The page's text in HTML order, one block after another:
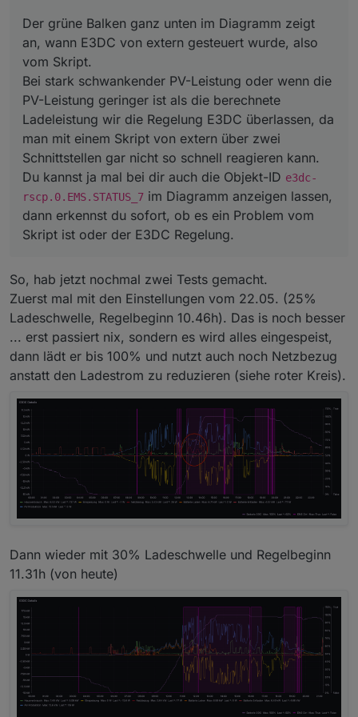
Der grüne Balken ganz unten im Diagramm zeigt
an, wann E3DC von extern gesteuert wurde, also
vom Skript.
Bei stark schwankender PV-Leistung oder wenn die
PV-Leistung geringer ist als die berechnete
Ladeleistung wir die Regelung E3DC überlassen, da
man mit einem Skript von extern über zwei
Schnittstellen gar nicht so schnell reagieren kann.
Du kannst ja mal bei dir auch die Objekt-ID e3dc-
rscp.0.EMS.STATUS_7 im Diagramm anzeigen lassen,
dann erkennst du sofort, ob es ein Problem vom
Skript ist oder der E3DC Regelung.
So, hab jetzt nochmal zwei Tests gemacht.
Zuerst mal mit den Einstellungen vom 22.05. (25%
Ladeschwelle, Regelbeginn 10.46h). Das is noch besser
... erst passiert nix, sondern es wird alles eingespeist,
dann lädt er bis 100% und nutzt auch noch Netzbezug
anstatt den Ladestrom zu reduzieren (siehe roter Kreis).
Dann wieder mit 30% Ladeschwelle und Regelbeginn
11.31h (von heute)